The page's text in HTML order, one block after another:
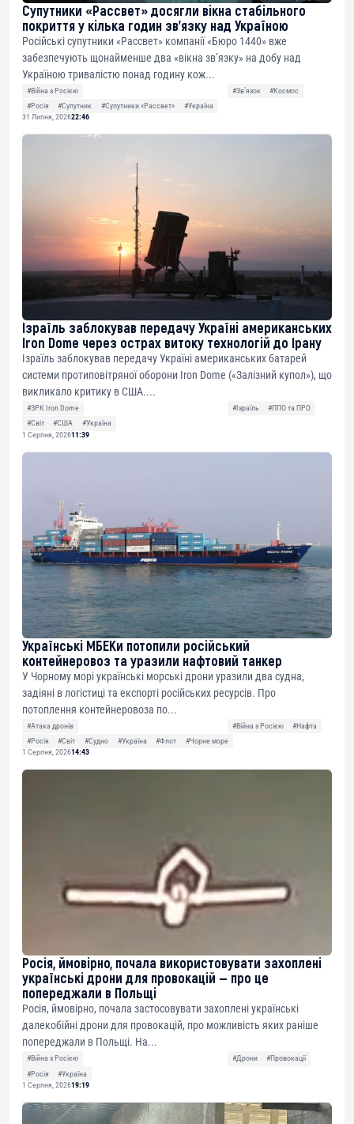
Супутники «Рассвет» досягли вікна стабільного
покриття у кілька годин зв’язку над Україною
Російські супутники «Рассвет» компанії «Бюро 1440» вже
забезпечують щонайменше два «вікна зв’язку» на добу над
Україною тривалістю понад годину кож...
#Війна з Росією #Звʼязок
#Космос
#Росія
#Супутник #Супутники «Рассвет»
#Україна
31 Липня, 202622:46
Ізраїль заблокував передачу Україні американських
Iron Dome через острах витоку технологій до Ірану
Ізраїль заблокував передачу Україні американських батарей
системи протиповітряної оборони Iron Dome («Залізний купол»), що
викликало критику в США....
#ЗРК Iron Dome #Ізраїль
#ППО та ПРО
#Світ
#США
#Україна
1 Серпня, 202611:39
Українські МБЕКи потопили російський
контейнеровоз та уразили нафтовий танкер
У Чорному морі українські морські дрони уразили два судна,
задіяні в логістиці та експорті російських ресурсів. Про
потоплення контейнеровоза по...
#Атака дронів #Війна з Росією
#Нафта
#Росія
#Світ #Судно #Україна #Флот
#Чорне море
1 Серпня, 202614:43
Росія, ймовірно, почала використовувати захоплені
українські дрони для провокацій — про це
попереджали в Польщі
Росія, ймовірно, почала застосовувати захоплені українські
далекобійні дрони для провокацій, про можливість яких раніше
попереджали в Польщі. На...
#Війна з Росією #Дрони
#Провокації
#Росія
#Україна
1 Серпня, 202619:19